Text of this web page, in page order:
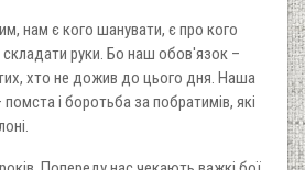
нам є кого шанувати, є про кого
складати руки. Бо наш обов'язок –
хто не дожив до цього дня. Наша
і боротьба за побратимів, які